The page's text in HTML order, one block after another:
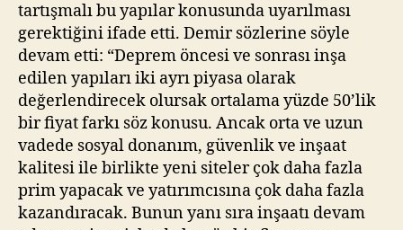
tartışmalı bu yapılar konusunda uyarılması
gerektiğini ifade etti. Demir sözlerine söyle
devam etti: “Deprem öncesi ve sonrası inşa
edilen yapıları iki ayrı piyasa olarak
değerlendirecek olursak ortalama yüzde 50’lik
bir fiyat farkı söz konusu. Ancak orta ve uzun
vadede sosyal donanım, güvenlik ve inşaat
kalitesi ile birlikte yeni siteler çok daha fazla
prim yapacak ve yatırımcısına çok daha fazla
kazandıracak. Bunun yanı sıra inşaatı devam